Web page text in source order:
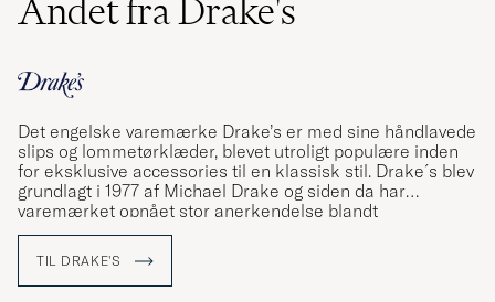
Andet fra Drake's
Det engelske varemærke Drake’s er med sine håndlavede
slips og lommetørklæder, blevet utroligt populære inden
for eksklusive accessories til en klassisk stil. Drake´s blev
grundlagt i 1977 af Michael Drake og siden da har
varemærket opnået stor anerkendelse blandt
stilinteresserede mænd for deres tilbehør og skjorter i
deres egne fabrikker i London og Somerset, og
materialerne bliver indhentet fra nogle af verdens bedste
TIL DRAKE'S